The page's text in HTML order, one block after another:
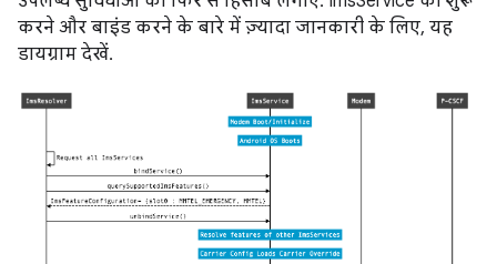
करने और बाइंड करने के बारे में ज़्यादा जानकारी के लिए, यह
डायग्राम देखें.